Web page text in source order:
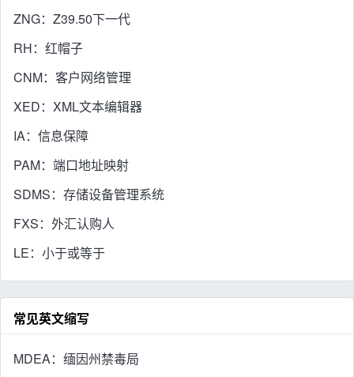
ZNG：Z39.50下一代
RH：红帽子
CNM：客户网络管理
XED：XML文本编辑器
IA：信息保障
PAM：端口地址映射
SDMS：存储设备管理系统
FXS：外汇认购人
LE：小于或等于
常见英文缩写
MDEA：缅因州禁毒局